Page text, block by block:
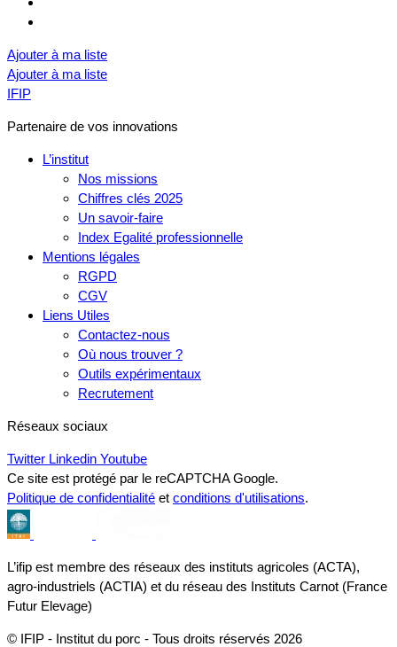
Ajouter à ma liste
Ajouter à ma liste
IFIP
Partenaire de vos innovations
L’institut
Nos missions
Chiffres clés 2025
Un savoir-faire
Index Egalité professionnelle
Mentions légales
RGPD
CGV
Liens Utiles
Contactez-nous
Où nous trouver ?
Outils expérimentaux
Recrutement
Réseaux sociaux
Twitter Linkedin Youtube
Ce site est protégé par le reCAPTCHA Google.
Politique de confidentialité et conditions d'utilisations.
L’ifip est membre des réseaux des instituts agricoles (ACTA),
agro-industriels (ACTIA) et du réseau des Instituts Carnot (France
Futur Elevage)
© IFIP - Institut du porc - Tous droits réservés 2026